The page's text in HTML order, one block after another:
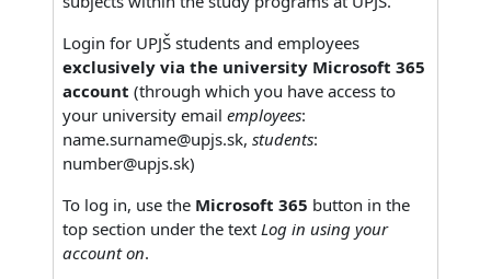
Login for UPJŠ students and employees
exclusively via the university Microsoft 365
account (through which you have access to
your university email employees:
name.surname@upjs.sk, students:
number@upjs.sk)
To log in, use the Microsoft 365 button in the
top section under the text Log in using your
account on.